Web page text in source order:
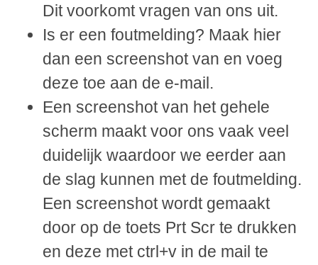
Dit voorkomt vragen van ons uit.
Is er een foutmelding? Maak hier
dan een screenshot van en voeg
deze toe aan de e-mail.
Een screenshot van het gehele
scherm maakt voor ons vaak veel
duidelijk waardoor we eerder aan
de slag kunnen met de foutmelding.
Een screenshot wordt gemaakt
door op de toets Prt Scr te drukken
en deze met ctrl+v in de mail te